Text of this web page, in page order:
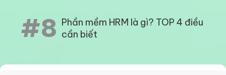
#8 Phần mềm HRM là gì? TOP 4 điều
cần biết